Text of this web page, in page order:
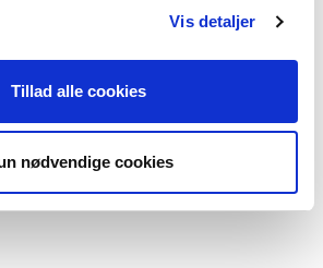
Vis detaljer
Tillad alle cookies
nødvendige cookies
toimijoita koulutuksen kentällä